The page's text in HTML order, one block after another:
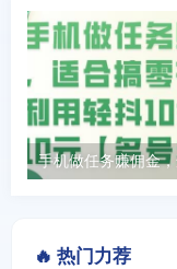
🔥 热门力荐